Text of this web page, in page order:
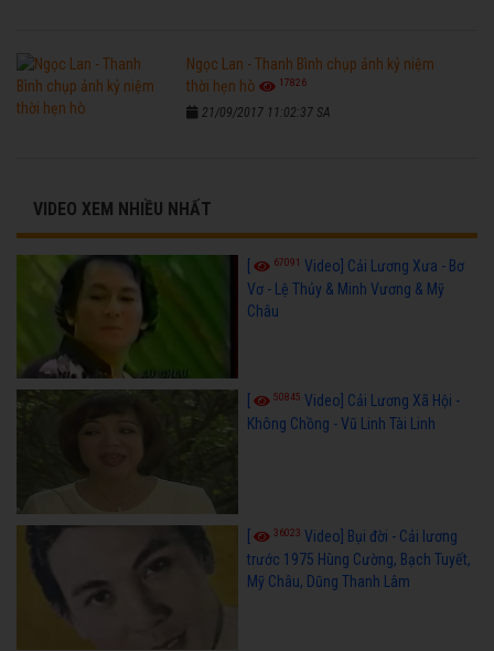
Ngọc Lan - Thanh Bình chụp ảnh kỷ niệm
thời hẹn hò
17826
21/09/2017 11:02:37 SA
VIDEO XEM NHIỀU NHẤT
[ 67091 Video] Cải Lương Xưa - Bơ
Vơ - Lệ Thủy & Minh Vương & Mỹ
Châu
50845 Video] Cải Lương Xã Hội -
Không Chồng - Vũ Linh Tài Linh
36023 Video] Bụi đời - Cải lương
trước 1975 Hùng Cường, Bạch Tuyết,
Mỹ Châu, Dũng Thanh Lâm